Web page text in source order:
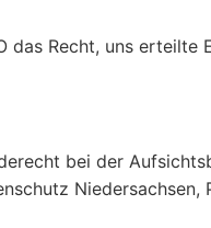
das Recht, uns
bei der
Niedersachsen,